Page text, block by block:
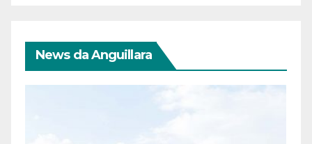
News da Anguillara